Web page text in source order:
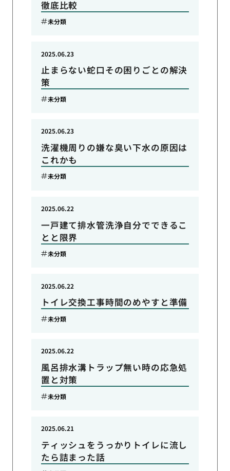
徹底比較
未分類
止まらない蛇口その困りごとの解決
策
2025.06.23
未分類
洗濯機周りの嫌な臭い下水の原因は
これかも
2025.06.23
未分類
一戸建て排水管洗浄自分でできるこ
とと限界
2025.06.22
未分類
トイレ交換工事時間のめやすと準備
2025.06.22
未分類
風呂排水溝トラップ無い時の応急処
置と対策
2025.06.22
未分類
ティッシュをうっかりトイレに流し
たら詰まった話
2025.06.21